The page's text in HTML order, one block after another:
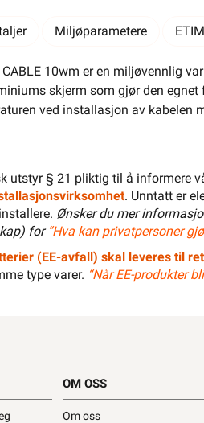
Din butikk
Kontakt
oss
Flexwatt The cabel 10w\/m 200m
Smarthus Ventilasjon
Mer Varemerker
Miljøparametere ETIM
CABLE 10wm er en miljøvennlig
skjerm som gjør den
ved installasjon av
utstyr § 21 pliktig til å informere
. Unntatt er
Ønsker du mer
for “Hva kan privatpersoner
(EE-avfall) skal leveres til
type varer. “Når EE-produkter
OM OSS
Om oss